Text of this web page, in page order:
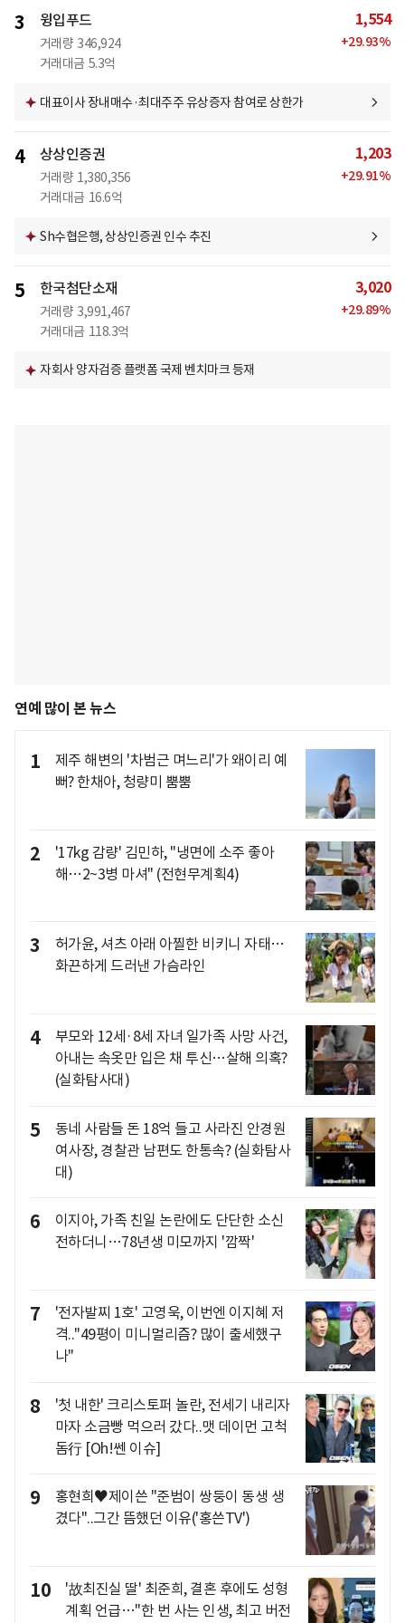
3 윙입푸드
거래량 346,924
거래대금 5.3억
1,554
+29.93%
대표이사 장내매수·최대주주 유상증자 참여로 상한가
4 상상인증권
거래량 1,380,356
거래대금 16.6억
1,203
+29.91%
Sh수협은행, 상상인증권 인수 추진
5 한국첨단소재
거래량 3,991,467
거래대금 118.3억
3,020
+29.89%
자회사 양자검증 플랫폼 국제 벤치마크 등재
연예 많이 본 뉴스
1
제주 해변의 '차범근 며느리'가 왜이리 예
뻐? 한채아, 청량미 뿜뿜
2
'17kg 감량' 김민하, "냉면에 소주 좋아
해…2~3병 마셔" (전현무계획4)
3
허가윤, 셔츠 아래 아찔한 비키니 자태…
화끈하게 드러낸 가슴라인
4
부모와 12세·8세 자녀 일가족 사망 사건,
아내는 속옷만 입은 채 투신…살해 의혹?
(실화탐사대)
5
동네 사람들 돈 18억 들고 사라진 안경원
여사장, 경찰관 남편도 한통속? (실화탐사
대)
6
이지아, 가족 친일 논란에도 단단한 소신
전하더니…78년생 미모까지 '깜짝'
7
'전자발찌 1호' 고영욱, 이번엔 이지혜 저
격.."49평이 미니멀리즘? 많이 출세했구
나"
8
'첫 내한' 크리스토퍼 놀란, 전세기 내리자
마자 소금빵 먹으러 갔다..맷 데이먼 고척
돔行 [Oh!쎈 이슈]
9
홍현희♥제이쓴 "준범이 쌍둥이 동생 생
겼다"..그간 뜸했던 이유('홍쓴TV')
10
'故최진실 딸' 최준희, 결혼 후에도 성형
계획 언급…"한 번 사는 인생, 최고 버전